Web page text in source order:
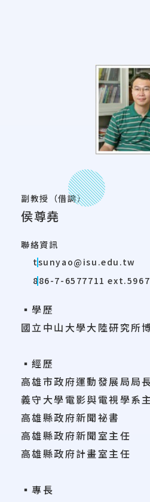
副教授（借調）
侯尊堯
聯絡資訊
tsunyao@isu.edu.tw
886-7-6577711 ext.5967
▪學歷
國立中山大學大陸研究所
▪經歷
高雄市政府運動發展局局
義守大學電影與電視學系
高雄縣政府新聞祕書
高雄縣政府新聞室主任
高雄縣政府計畫室主任
▪專長